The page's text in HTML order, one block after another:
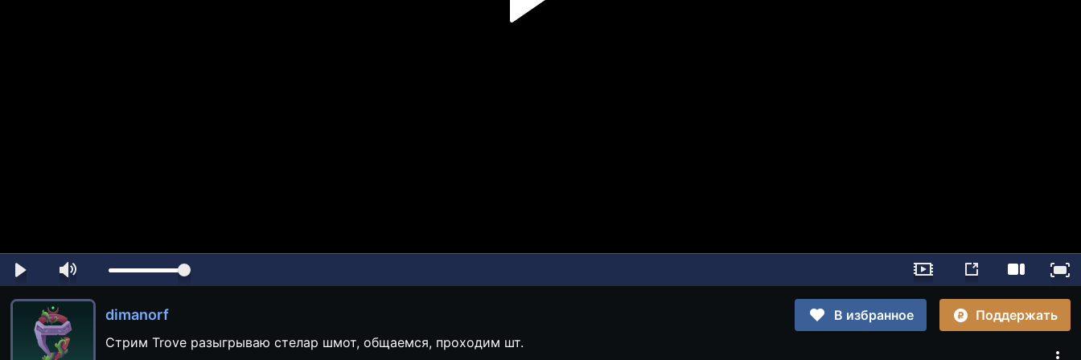
dimanorf В избранное
Поддержать
Стрим Trove разыгрываю стелар шмот, общаемся, проходим шт.